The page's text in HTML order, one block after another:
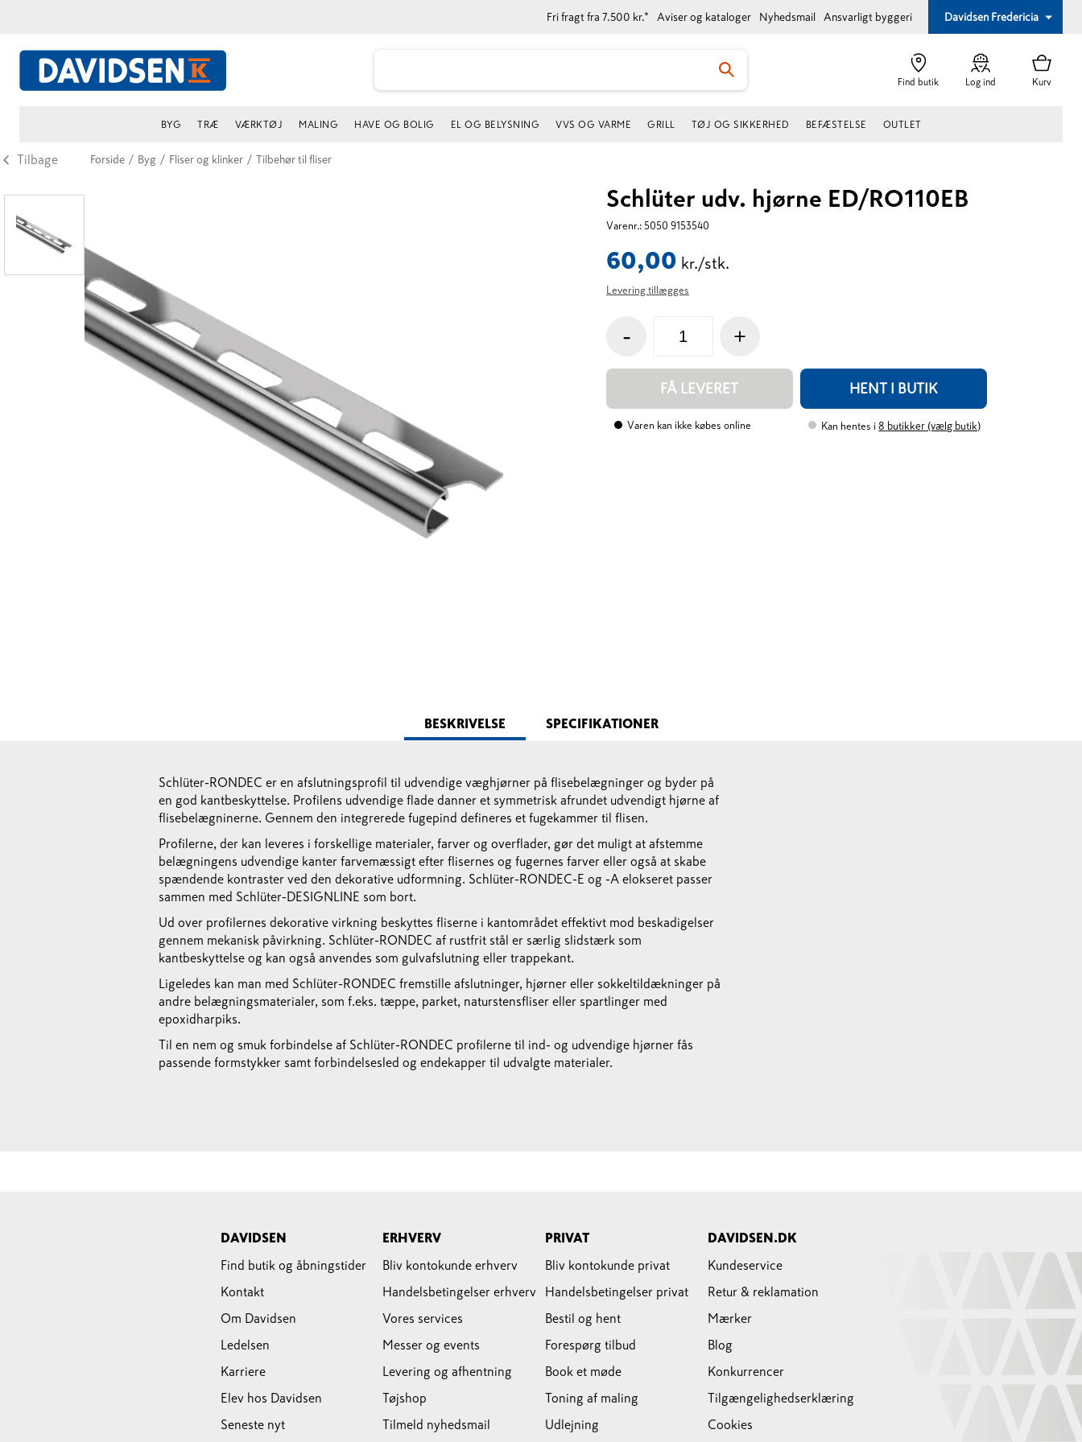
Fri fragt fra 7.500 kr.* Aviser og kataloger Nyhedsmail Ansvarligt byggeri Davidsen Fredericia
Find butik Log ind Kurv
BYG TRÆ VÆRKTØJ MALING HAVE OG BOLIG EL OG BELYSNING VVS OG VARME GRILL TØJ OG SIKKERHED BEFÆSTELSE OUTLET
Tilbage Forside / Byg / Fliser og klinker / Tilbehør til fliser
Schlüter udv. hjørne ED/RO110EB
Varenr.: 5050 9153540
60,00 kr./stk.
Levering tillægges
- +
FÅ LEVERET HENT I BUTIK
Varen kan ikke købes online Kan hentes i 8 butikker (vælg butik)
BESKRIVELSE SPECIFIKATIONER
Schlüter-RONDEC er en afslutningsprofil til udvendige væghjørner på flisebelægninger og byder på
en god kantbeskyttelse. Profilens udvendige flade danner et symmetrisk afrundet udvendigt hjørne af
flisebelægninerne. Gennem den integrerede fugepind defineres et fugekammer til flisen.
Profilerne, der kan leveres i forskellige materialer, farver og overflader, gør det muligt at afstemme
belægningens udvendige kanter farvemæssigt efter flisernes og fugernes farver eller også at skabe
spændende kontraster ved den dekorative udformning. Schlüter-RONDEC-E og -A elokseret passer
sammen med Schlüter-DESIGNLINE som bort.
Ud over profilernes dekorative virkning beskyttes fliserne i kantområdet effektivt mod beskadigelser
gennem mekanisk påvirkning. Schlüter-RONDEC af rustfrit stål er særlig slidstærk som
kantbeskyttelse og kan også anvendes som gulvafslutning eller trappekant.
Ligeledes kan man med Schlüter-RONDEC fremstille afslutninger, hjørner eller sokkeltildækninger på
andre belægningsmaterialer, som f.eks. tæppe, parket, naturstensfliser eller spartlinger med
epoxidharpiks.
Til en nem og smuk forbindelse af Schlüter-RONDEC profilerne til ind- og udvendige hjørner fås
passende formstykker samt forbindelsesled og endekapper til udvalgte materialer.
DAVIDSEN
Find butik og åbningstider
Kontakt
Om Davidsen
Ledelsen
Karriere
Elev hos Davidsen
Seneste nyt
ERHVERV
Bliv kontokunde erhverv
Handelsbetingelser erhverv
Vores services
Messer og events
Levering og afhentning
Tøjshop
Tilmeld nyhedsmail
PRIVAT
Bliv kontokunde privat
Handelsbetingelser privat
Bestil og hent
Forespørg tilbud
Book et møde
Toning af maling
Udlejning
DAVIDSEN.DK
Kundeservice
Retur & reklamation
Mærker
Blog
Konkurrencer
Tilgængelighedserklæring
Cookies